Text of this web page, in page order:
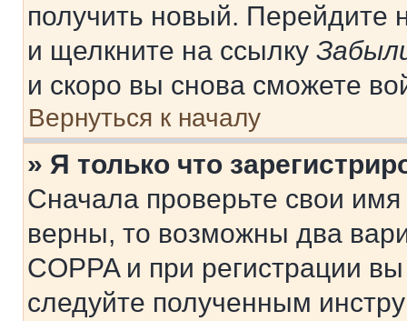
получить новый. Перейдите
и щелкните на ссылку
и скоро вы снова сможете
Вернуться к началу
» Я только что
Сначала проверьте свои
верны, то возможны два
COPPA и при регистрации
следуйте полученным